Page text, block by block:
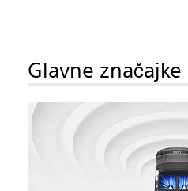
Glavne značajke